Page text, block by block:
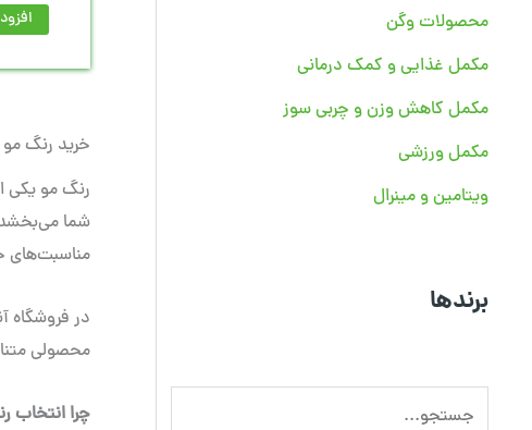
محصولات وگن
مکمل غذایی و کمک درمانی
مکمل کاهش وزن و چربی سوز
مکمل ورزشی
ویتامین و مینرال
برندها
خرید رنگ
رنگ مو یکی
شما
در فروشگاه
محصولی
چرا انتخاب